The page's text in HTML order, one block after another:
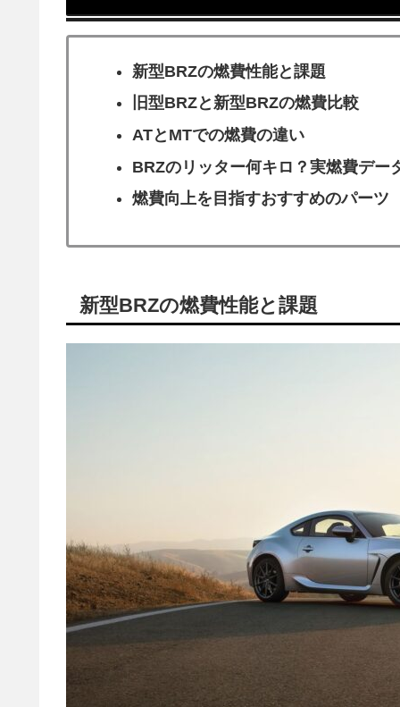
新型BRZの燃費性能と課題
旧型BRZと新型BRZの燃費比較
ATとMTでの燃費の違い
BRZのリッター何キロ？実燃費デー
燃費向上を目指すおすすめのパーツ
新型BRZの燃費性能と課題